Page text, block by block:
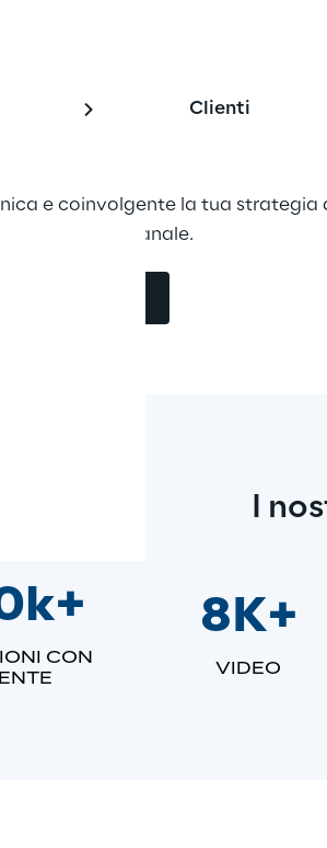
Clienti
e coinvolgente la tua strategia
multi-canale.
I
CON
8K+
VIDEO